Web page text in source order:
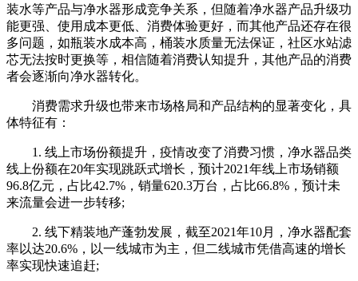
装水等产品与净水器形成竞争关系，但随着净水器产品升级功
能更强、使用成本更低、消费体验更好，而其他产品还存在很
多问题，如瓶装水成本高，桶装水质量无法保证，社区水站滤
芯无法按时更换等，相信随着消费认知提升，其他产品的消费
者会逐渐向净水器转化。
消费需求升级也带来市场格局和产品结构的显著变化，具
体特征有：
1. 线上市场份额提升，疫情改变了消费习惯，净水器品类
线上份额在20年实现跳跃式增长，预计2021年线上市场销额
96.8亿元，占比42.7%，销量620.3万台，占比66.8%，预计未
来流量会进一步转移;
2. 线下精装地产蓬勃发展，截至2021年10月，净水器配套
率以达20.6%，以一线城市为主，但二线城市凭借高速的增长
率实现快速追赶;